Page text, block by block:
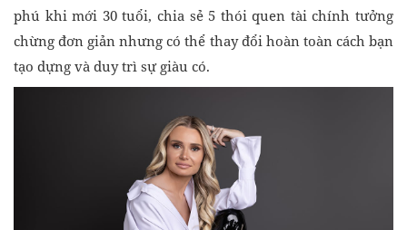
phú khi mới 30 tuổi, chia sẻ 5 thói quen tài chính tưởng
chừng đơn giản nhưng có thể thay đổi hoàn toàn cách bạn
tạo dựng và duy trì sự giàu có.